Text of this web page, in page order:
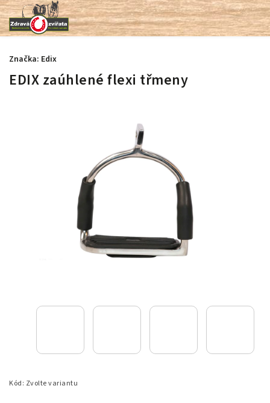
EDIX zaúhlené flexi třmeny
Kód: Zvolte variantu
Značka: Edix